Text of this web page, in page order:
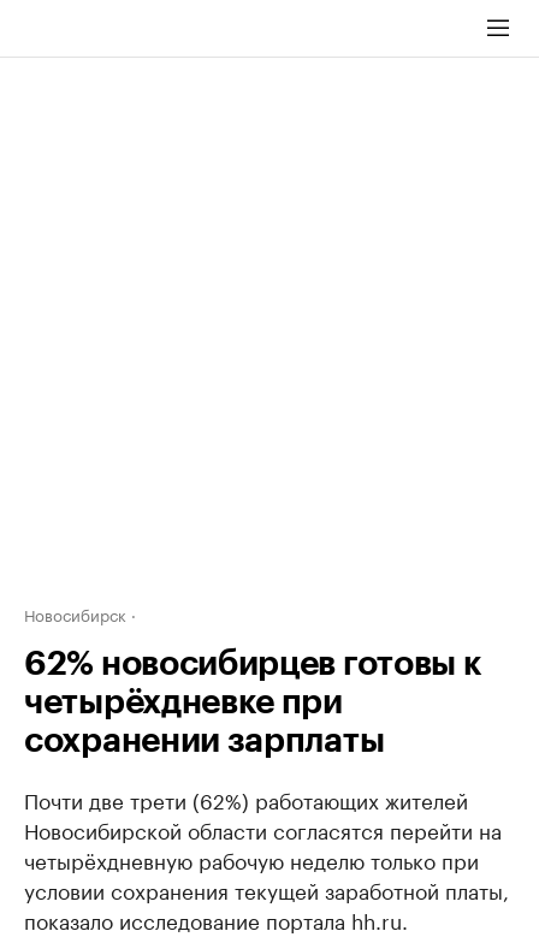
Новосибирск
62% новосибирцев готовы к
четырёхдневке при
сохранении зарплаты
Почти две трети (62%) работающих жителей
Новосибирской области согласятся перейти на
четырёхдневную рабочую неделю только при
условии сохранения текущей заработной платы,
показало исследование портала hh.ru.